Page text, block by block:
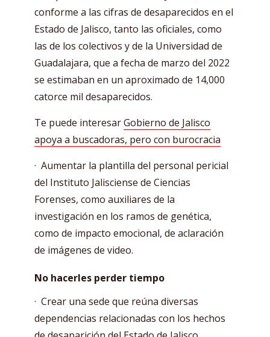
conforme a las cifras de desaparecidos en el
Estado de Jalisco, tanto las oficiales, como
las de los colectivos y de la Universidad de
Guadalajara, que a fecha de marzo del 2022
se estimaban en un aproximado de 14,000
catorce mil desaparecidos.
Te puede interesarGobierno de Jalisco
apoya a buscadoras, pero con burocracia
· Aumentar la plantilla del personal pericial
del Instituto Jalisciense de Ciencias
Forenses, como auxiliares de la
investigación en los ramos de genética,
como de impacto emocional, de aclaración
de imágenes de video.
No hacerles perder tiempo
· Crear una sede que reúna diversas
dependencias relacionadas con los hechos